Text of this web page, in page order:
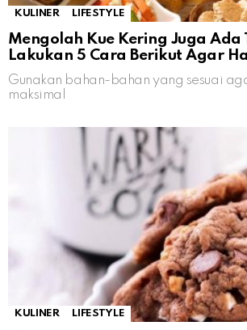
KULINER LIFESTYLE
Mengolah Kue Kering Juga Ada
Lakukan 5 Cara Berikut Agar
Gunakan bahan-bahan yang sesuai
maksimal
KULINER LIFESTYLE